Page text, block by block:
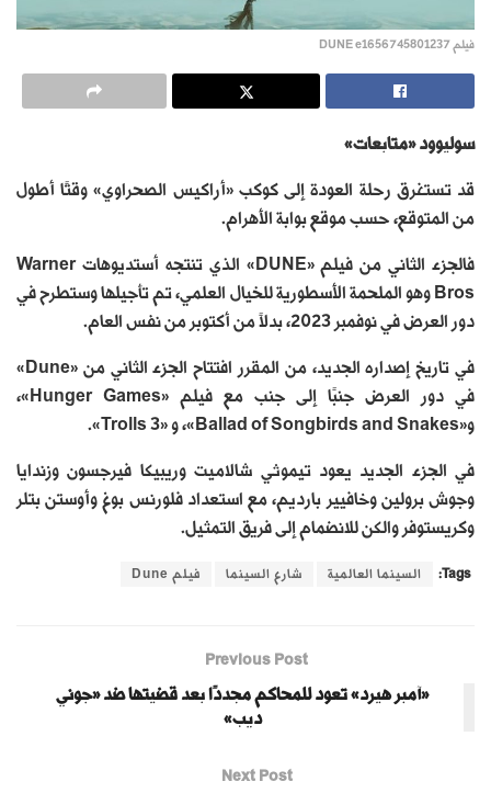
فيلم DUNE e1656745801237
سوليوود «متابعات»
قد تستغرق رحلة العودة إلى كوكب «أراكيس الصحراوي» وقتًا أطول
من المتوقع، حسب موقع بوابة الأهرام.
فالجزء الثاني من فيلم «DUNE» الذي تنتجه أستديوهات Warner
Bros وهو الملحمة الأسطورية للخيال العلمي، تم تأجيلها وستطرح في
دور العرض في نوفمبر 2023، بدلاً من أكتوبر من نفس العام.
في تاريخ إصداره الجديد، من المقرر افتتاح الجزء الثاني من «Dune»
في دور العرض جنبًا إلى جنب مع فيلم «Hunger Games»،
و«Ballad of Songbirds and Snakes»، و «Trolls 3».
في الجزء الجديد يعود تيموثي شالاميت وريبيكا فيرجسون وزندايا
وجوش برولين وخافيير بارديم، مع استعداد فلورنس بوغ وأوستن بتلر
وكريستوفر والكن للانضمام إلى فريق التمثيل.
Tags: السينما العالمية شارع السينما فيلم Dune
Previous Post
«آمبر هيرد» تعود للمحاكم مجددًا بعد قضيتها ضد «جوني
ديب»
Next Post